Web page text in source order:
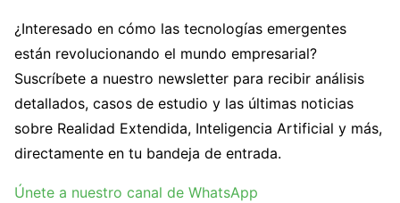
¿Interesado en cómo las tecnologías emergentes
están revolucionando el mundo empresarial?
Suscríbete a nuestro newsletter para recibir análisis
detallados, casos de estudio y las últimas noticias
sobre Realidad Extendida, Inteligencia Artificial y más,
directamente en tu bandeja de entrada.
Únete a nuestro canal de WhatsApp